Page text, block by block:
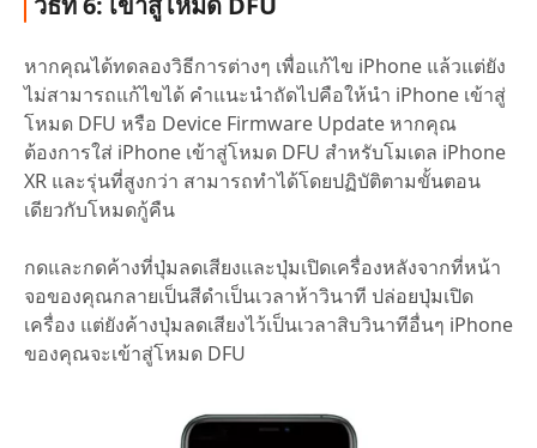
หากคุณได้ทดลองวิธีการต่างๆ เพื่อแก้ไข iPhone แล้วแต่ยัง
ไม่สามารถแก้ไขได้ คำแนะนำถัดไปคือให้นำ iPhone เข้าสู่
โหมด DFU หรือ Device Firmware Update หากคุณ
ต้องการใส่ iPhone เข้าสู่โหมด DFU สำหรับโมเดล iPhone
XR และรุ่นที่สูงกว่า สามารถทำได้โดยปฏิบัติตามขั้นตอน
เดียวกับโหมดกู้คืน
กดและกดค้างที่ปุ่มลดเสียงและปุ่มเปิดเครื่องหลังจากที่หน้า
จอของคุณกลายเป็นสีดำเป็นเวลาห้าวินาที ปล่อยปุ่มเปิด
เครื่อง แต่ยังค้างปุ่มลดเสียงไว้เป็นเวลาสิบวินาทีอื่นๆ iPhone
ของคุณจะเข้าสู่โหมด DFU